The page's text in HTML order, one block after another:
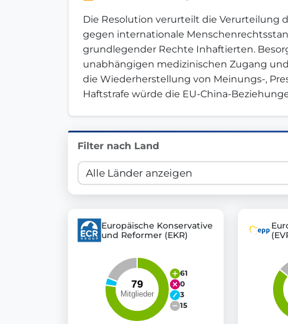
Innovation in Transparency
Check Some Votes (CSV), one of Germany's most
Get Involved
Become a member:Join us to advance digital
Volunteer:
Die Resolution verurteilt die Verurteilung
gegen internationale
grundlegender Rechte Inhaftierten.
unabhängigen medizinischen Zugang
die Wiederherstellung von Meinungs-,
Haftstrafe würde die EU-China-
Filter nach Land
Europäische Konservative
und Reformer (EKR)
61
0
3
15